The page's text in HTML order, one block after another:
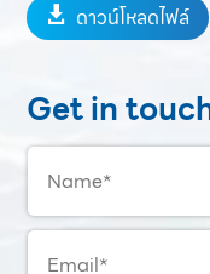
 ดาวน์โหลดไฟล์
Get in